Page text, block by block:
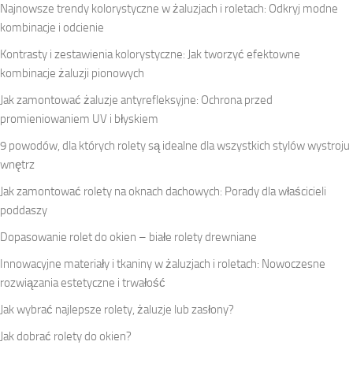
Najnowsze trendy kolorystyczne w żaluzjach i roletach: Odkryj modne
kombinacje i odcienie
Kontrasty i zestawienia kolorystyczne: Jak tworzyć efektowne
kombinacje żaluzji pionowych
Jak zamontować żaluzje antyrefleksyjne: Ochrona przed
promieniowaniem UV i błyskiem
9 powodów, dla których rolety są idealne dla wszystkich stylów wystroju
wnętrz
Jak zamontować rolety na oknach dachowych: Porady dla właścicieli
poddaszy
Dopasowanie rolet do okien – białe rolety drewniane
Innowacyjne materiały i tkaniny w żaluzjach i roletach: Nowoczesne
rozwiązania estetyczne i trwałość
Jak wybrać najlepsze rolety, żaluzje lub zasłony?
Jak dobrać rolety do okien?